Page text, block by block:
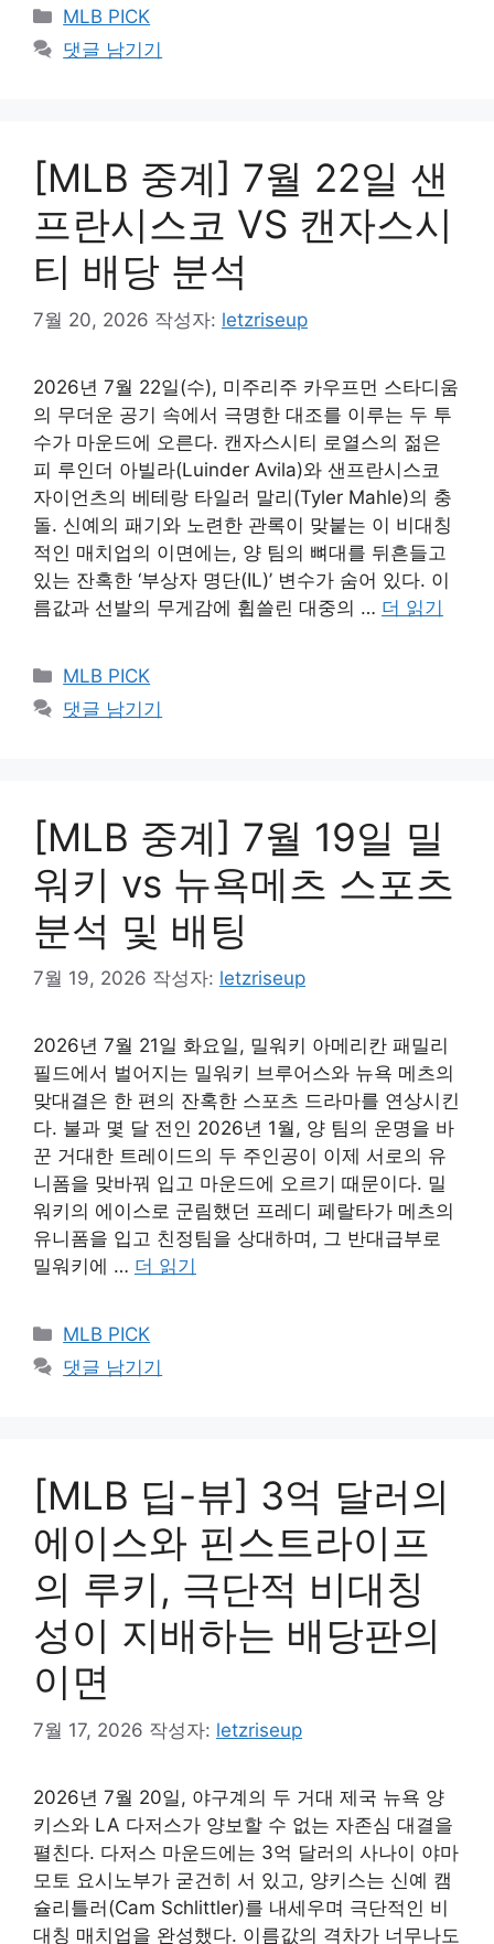
카
테
MLB PICK
댓글 남기기
[MLB 중계] 7월 22일 샌
프란시스코 VS 캔자스시
티 배당 분석
7월 20, 2026 작성자: letzriseup
2026년 7월 22일(수), 미주리주 카우프먼 스타디움
의 무더운 공기 속에서 극명한 대조를 이루는 두 투
수가 마운드에 오른다. 캔자스시티 로열스의 젊은
피 루인더 아빌라(Luinder Avila)와 샌프란시스코
자이언츠의 베테랑 타일러 말리(Tyler Mahle)의 충
돌. 신예의 패기와 노련한 관록이 맞붙는 이 비대칭
적인 매치업의 이면에는, 양 팀의 뼈대를 뒤흔들고
있는 잔혹한 ‘부상자 명단(IL)’ 변수가 숨어 있다. 이
름값과 선발의 무게감에 휩쓸린 대중의 … 더 읽기
카
테
고
MLB PICK
댓글 남기기
[MLB 중계] 7월 19일 밀
워키 vs 뉴욕메츠 스포츠
분석 및 배팅
7월 19, 2026 작성자: letzriseup
2026년 7월 21일 화요일, 밀워키 아메리칸 패밀리
필드에서 벌어지는 밀워키 브루어스와 뉴욕 메츠의
맞대결은 한 편의 잔혹한 스포츠 드라마를 연상시킨
다. 불과 몇 달 전인 2026년 1월, 양 팀의 운명을 바
꾼 거대한 트레이드의 두 주인공이 이제 서로의 유
니폼을 맞바꿔 입고 마운드에 오르기 때문이다. 밀
워키의 에이스로 군림했던 프레디 페랄타가 메츠의
유니폼을 입고 친정팀을 상대하며, 그 반대급부로
밀워키에 … 더 읽기
카
테
MLB PICK
댓글 남기기
[MLB 딥-뷰] 3억 달러의
에이스와 핀스트라이프
의 루키, 극단적 비대칭
성이 지배하는 배당판의
이면
7월 17, 2026 작성자: letzriseup
2026년 7월 20일, 야구계의 두 거대 제국 뉴욕 양
키스와 LA 다저스가 양보할 수 없는 자존심 대결을
펼친다. 다저스 마운드에는 3억 달러의 사나이 야마
모토 요시노부가 굳건히 서 있고, 양키스는 신예 캠
슐리틀러(Cam Schlittler)를 내세우며 극단적인 비
대칭 매치업을 완성했다. 이름값의 격차가 너무나도